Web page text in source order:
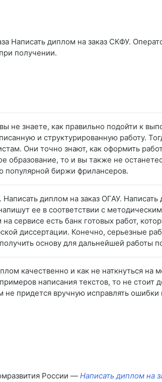
Написать диплом на заказ СКФУ.
получении.
не знаете, как правильно подойти к
и структурированную работу.
Они точно знают, как оформить
образование, то и вы также не
популярной биржи фрилансеров.
Написать диплом на заказ ОГАУ.
ее в соответствии с
сервисе есть банк готовых работ,
диссертации. Конечно, серьезные
основу для дальнейшей работы
качественно и как не наткнуться на
написания текстов, то не стоит
придется вручную исправлять ошибки
России — Написать диплом на